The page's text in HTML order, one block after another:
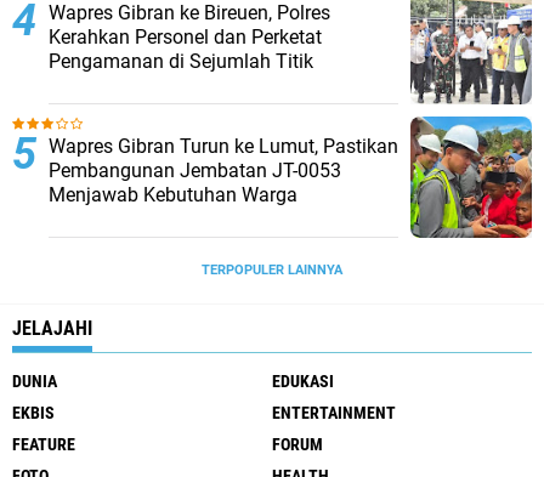
Wapres Gibran ke Bireuen, Polres
Kerahkan Personel dan Perketat
Pengamanan di Sejumlah Titik
Wapres Gibran Turun ke Lumut, Pastikan
Pembangunan Jembatan JT-0053
Menjawab Kebutuhan Warga
TERPOPULER LAINNYA
JELAJAHI
DUNIA
EDUKASI
EKBIS
ENTERTAINMENT
FEATURE
FORUM